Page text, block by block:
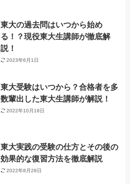
東大の過去問はいつから始め
る！？現役東大生講師が徹底解
説！
2023年6月1日
東大受験はいつから？合格者を多
数輩出した東大生講師が解説！
2022年10月18日
東大実践の受験の仕方とその後の
効果的な復習方法を徹底解説
2022年8月28日